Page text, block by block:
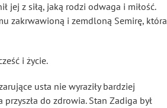
jej z siłą, jaką rodzi odwaga i miłość.
zakrwawioną i zemdloną Semirę, która
i życie.
usta nie wyraziły bardziej
do zdrowia. Stan Zadiga był